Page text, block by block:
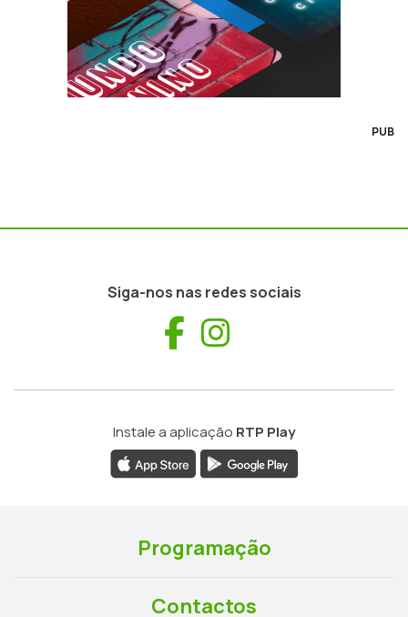
PUB
Siga-nos nas redes sociais
Facebook
Instale a aplicação RTP Play
Programação
Contactos